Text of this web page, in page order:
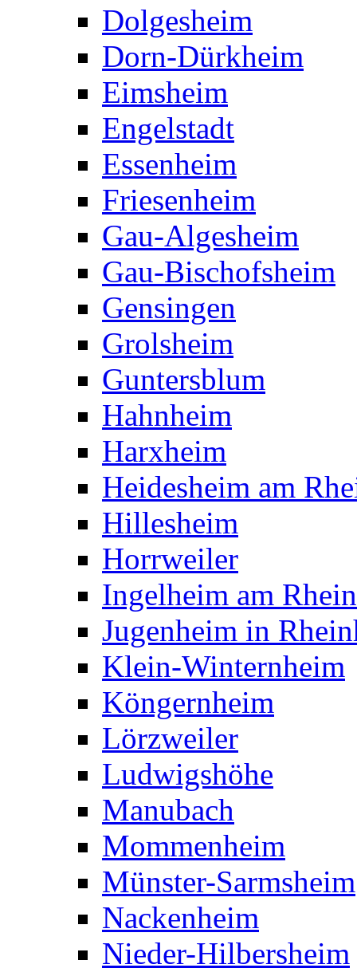
Dolgesheim
Dorn-Dürkheim
Eimsheim
Engelstadt
Essenheim
Friesenheim
Gau-Algesheim
Gau-Bischofsheim
Gensingen
Grolsheim
Guntersblum
Hahnheim
Harxheim
Heidesheim am
Hillesheim
Horrweiler
Ingelheim am Rhein
Jugenheim in
Klein-Winternheim
Köngernheim
Lörzweiler
Ludwigshöhe
Manubach
Mommenheim
Münster-Sarmsheim
Nackenheim
Nieder-Hilbersheim